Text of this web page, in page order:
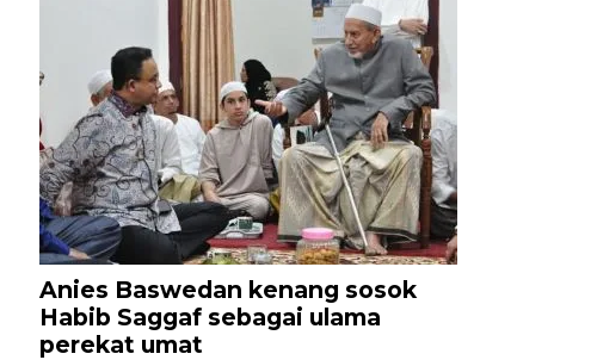
Anies Baswedan kenang sosok
Habib Saggaf sebagai ulama
perekat umat